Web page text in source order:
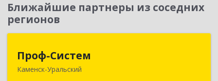
Ближайшие партнеры из соседних
регионов
Проф-Систем
Каменск-Уральский
623406, Свердловская обл, Каменск-Уральский